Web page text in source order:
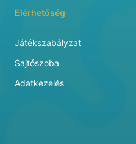
Elérhetőség
Játékszabályzat
Sajtószoba
Adatkezelés